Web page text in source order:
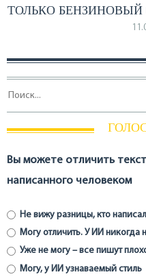
ТОЛЬКО
Вы можете отличить
написанного человеком
Не вижу разницы, кто
Могу отличить. У ИИ никогда
Уже не могу – все пишут
Могу, у ИИ узнаваемый стиль